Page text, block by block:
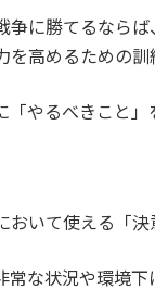
争に勝てるなら
高めるための訓
「やるべきこと
おいて使える「
常な状況や環境